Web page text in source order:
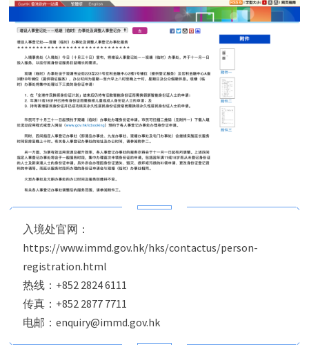
入境处官网：
https://www.immd.gov.hk/hks/contactus/person-
registration.html
热线：+852 2824 6111
传真：+852 2877 7711
电邮：enquiry@immd.gov.hk